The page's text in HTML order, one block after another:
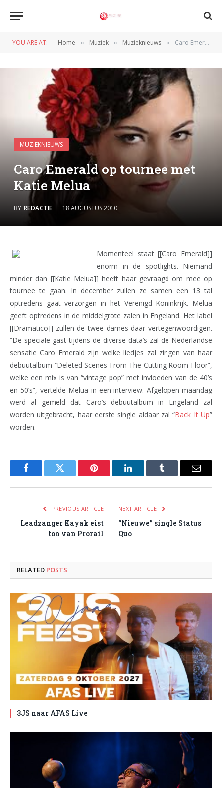
YOU ARE AT: Home » Muziek » Muzieknieuws » Caro Emerald op tournee met Katie Melua
MUZIEKNIEUWS
Caro Emerald op tournee met
Katie Melua
BY REDACTIE 18 AUGUSTUS 2010
Momenteel staat [[Caro Emerald]]
enorm in de spotlights. Niemand
minder dan [[Katie Melua]] heeft haar gevraagd om mee op
tournee te gaan. In december zullen ze samen een 13 tal
optredens gaat verzorgen in het Verenigd Koninkrijk. Melua
geeft optredens in de middelgrote zalen in Engeland. Het label
[[Dramatico]] zullen de twee dames daar vertegenwoordigen.
“De speciale gast tijdens de diverse data’s zal de Nederlandse
sensatie Caro Emerald zijn welke liedjes zal zingen van haar
debuutalbum “Deleted Scenes From The Cutting Room Floor”,
welke een mix is van “vintage pop” met invloeden van de 40’s
en 50’s”, vertelde Melua in een interview. Afgelopen maandag
werd al gemeld dat Caro’s debuutalbum in Engeland zal
worden uitgebracht, haar eerste single aldaar zal “Back It Up”
worden.
FacebookTwitter Pinterest LinkedInTumblr Email
PREVIOUS ARTICLE
Leadzanger Kayak eist
ton van Prorail
NEXT ARTICLE
“Nieuwe” single Status
Quo
RELATED POSTS
3JS naar AFAS Live